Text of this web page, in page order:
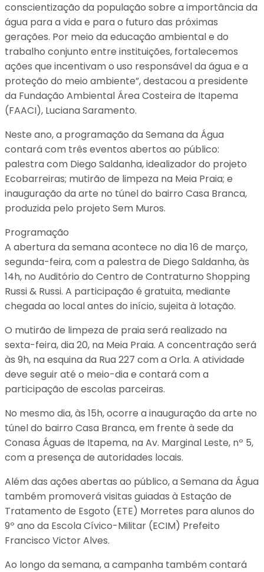
conscientização da população sobre a importância da
água para a vida e para o futuro das próximas
gerações. Por meio da educação ambiental e do
trabalho conjunto entre instituições, fortalecemos
ações que incentivam o uso responsável da água e a
proteção do meio ambiente”, destacou a presidente
da Fundação Ambiental Área Costeira de Itapema
(FAACI), Luciana Saramento.
Neste ano, a programação da Semana da Água
contará com três eventos abertos ao público:
palestra com Diego Saldanha, idealizador do projeto
Ecobarreiras; mutirão de limpeza na Meia Praia; e
inauguração da arte no túnel do bairro Casa Branca,
produzida pelo projeto Sem Muros.
Programação
A abertura da semana acontece no dia 16 de março,
segunda-feira, com a palestra de Diego Saldanha, às
14h, no Auditório do Centro de Contraturno Shopping
Russi & Russi. A participação é gratuita, mediante
chegada ao local antes do início, sujeita à lotação.
O mutirão de limpeza de praia será realizado na
sexta-feira, dia 20, na Meia Praia. A concentração será
às 9h, na esquina da Rua 227 com a Orla. A atividade
deve seguir até o meio-dia e contará com a
participação de escolas parceiras.
No mesmo dia, às 15h, ocorre a inauguração da arte no
túnel do bairro Casa Branca, em frente à sede da
Conasa Águas de Itapema, na Av. Marginal Leste, nº 5,
com a presença de autoridades locais.
Além das ações abertas ao público, a Semana da Água
também promoverá visitas guiadas à Estação de
Tratamento de Esgoto (ETE) Morretes para alunos do
9º ano da Escola Cívico-Militar (ECIM) Prefeito
Francisco Victor Alves.
Ao longo da semana, a campanha também contará